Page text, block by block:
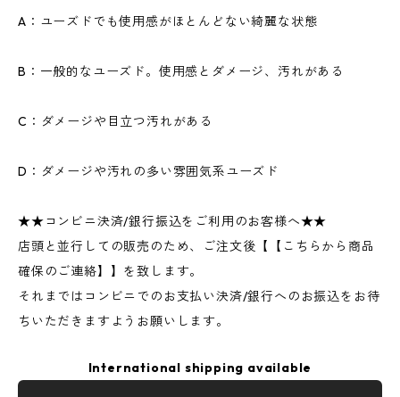
A：ユーズドでも使用感がほとんどない綺麗な状態
B：一般的なユーズド。使用感とダメージ、汚れがある
C：ダメージや目立つ汚れがある
D：ダメージや汚れの多い雰囲気系ユーズド
★★コンビニ決済/銀行振込をご利用のお客様へ★★
店頭と並行しての販売のため、ご注文後【【こちらから商品
確保のご連絡】】を致します。
それまではコンビニでのお支払い決済/銀行へのお振込をお待
ちいただきますようお願いします。
International shipping available